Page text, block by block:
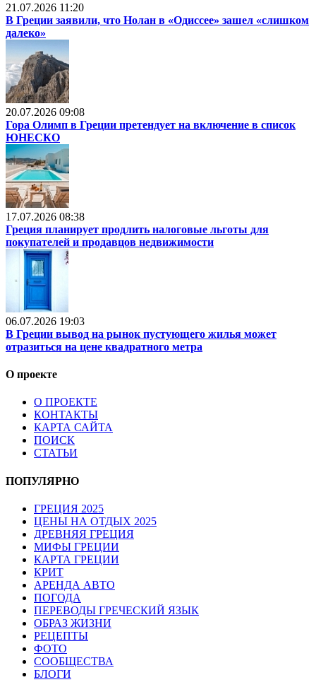
21.07.2026 11:20
В Греции заявили, что Нолан в «Одиссее» зашел «слишком
далеко»
20.07.2026 09:08
Гора Олимп в Греции претендует на включение в список
ЮНЕСКО
17.07.2026 08:38
Греция планирует продлить налоговые льготы для
покупателей и продавцов недвижимости
06.07.2026 19:03
В Греции вывод на рынок пустующего жилья может
отразиться на цене квадратного метра
О проекте
О ПРОЕКТЕ
КОНТАКТЫ
КАРТА САЙТА
ПОИСК
СТАТЬИ
ПОПУЛЯРНО
ГРЕЦИЯ 2025
ЦЕНЫ НА ОТДЫХ 2025
ДРЕВНЯЯ ГРЕЦИЯ
МИФЫ ГРЕЦИИ
КАРТА ГРЕЦИИ
КРИТ
АРЕНДА АВТО
ПОГОДА
ПЕРЕВОДЫ ГРЕЧЕСКИЙ ЯЗЫК
ОБРАЗ ЖИЗНИ
РЕЦЕПТЫ
ФОТО
СООБЩЕСТВА
БЛОГИ